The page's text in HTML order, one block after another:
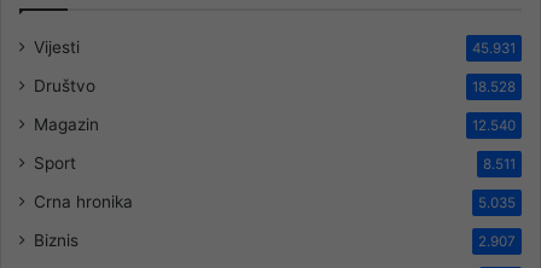
Vijesti 45.931
Društvo 18.528
Magazin 12.540
Sport 8.511
Crna hronika 5.035
Biznis 2.907